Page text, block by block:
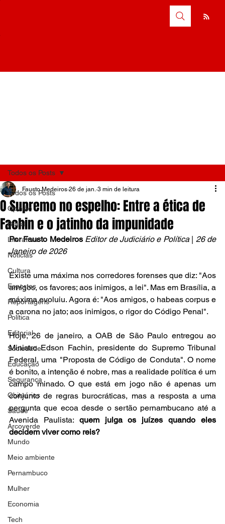
Todos os Posts
Opinião
Brasil
Literatura
Notícias
Cultura
Esportes
Reportagens
Política
Editorial
Sociedade
Educação
Segurança
Obituários
Saúde
Arcoverde
Mundo
Meio ambiente
Pernambuco
Mulher
Economia
Tech
Todos os Posts
O Supremo no espelho: Entre a ética de
Fachin e o jatinho da impunidade
Fausto Medeiros 26 de jan. 3 min de leitura
Por Fausto Medeiros Editor de Judiciário e Política | 26 de
Janeiro de 2026
Existe uma máxima nos corredores forenses que diz: "Aos
amigos, os favores; aos inimigos, a lei". Mas em Brasília, a
máxima evoluiu. Agora é: "Aos amigos, o habeas corpus e
a carona no jato; aos inimigos, o rigor do Código Penal".
Hoje, 26 de janeiro, a OAB de São Paulo entregou ao
Ministro Edson Fachin, presidente do Supremo Tribunal
Federal, uma "Proposta de Código de Conduta". O nome
é bonito, a intenção é nobre, mas a realidade política é um
campo minado. O que está em jogo não é apenas um
conjunto de regras burocráticas, mas a resposta a uma
pergunta que ecoa desde o sertão pernambucano até a
Avenida Paulista: quem julga os juízes quando eles
decidem viver como reis?